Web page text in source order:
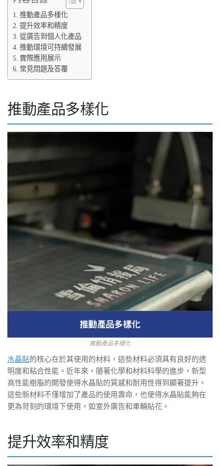
推動產品多樣化
提升效率和精度
從廣告到個人化產品
推動環境可持續發展
實際應用展示
常見問題及答覆
推動產品多樣化
推動產品多樣化
水晶貼的核心在於其使用的材料，這些材料必須具有良好的透
明度和粘合性能。近年來，隨著化學和材料科學的進步，新型
高性能樹脂的開發使得水晶貼的質感和耐用性得到顯著提升。
這些新材料不僅增加了產品的使用壽命，也使得水晶貼能夠在
更為苛刻的環境下使用，如室外廣告和車輛貼花。
提升效率和精度